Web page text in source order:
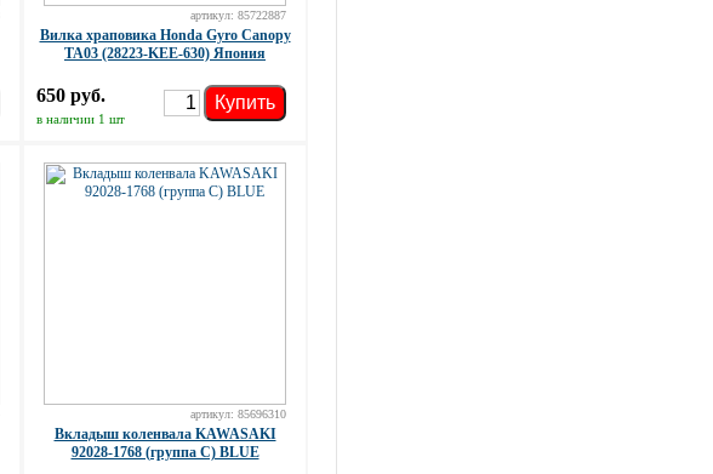
артикул: 85722887
Вилка храповика Honda Gyro Canopy
TA03 (28223-KEE-630) Япония
650 руб.
в наличии 1 шт
Купить
артикул: 85696310
Вкладыш коленвала KAWASAKI
92028-1768 (группа C) BLUE